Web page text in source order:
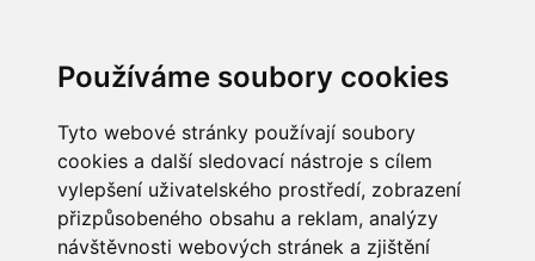
Používáme soubory cookies
Tyto webové stránky používají soubory
cookies a další sledovací nástroje s cílem
vylepšení uživatelského prostředí, zobrazení
přizpůsobeného obsahu a reklam, analýzy
návštěvnosti webových stránek a zjištění
Rozměr h2: 205 mm
INFORMACE